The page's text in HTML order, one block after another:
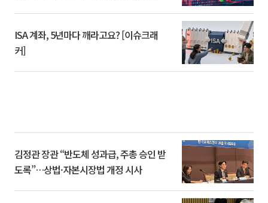
ISA 계좌, 5년마다 깨라고요? [이슈크래
커]
김정관 장관 “반도체 성과급, 주총 승인 받
도록”…상법·자본시장법 개정 시사